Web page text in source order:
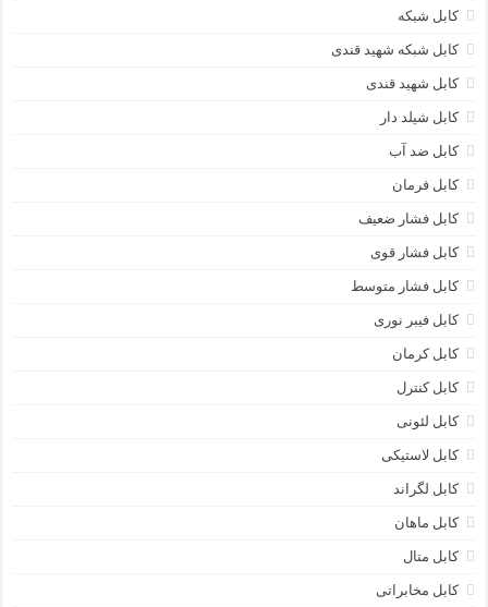
کابل شبکه
کابل شبکه شهید قندی
کابل شهید قندی
کابل شیلد دار
کابل ضد آب
کابل فرمان
کابل فشار ضعیف
کابل فشار قوی
کابل فشار متوسط
کابل فیبر نوری
کابل کرمان
کابل کنترل
کابل لئونی
کابل لاستیکی
کابل لگراند
کابل ماهان
کابل متال
کابل مخابراتی